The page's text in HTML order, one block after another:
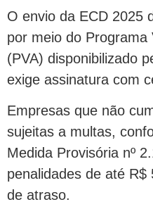
O envio da ECD 2025
por meio do Programa
(PVA) disponibilizado
exige assinatura com
Empresas que não
sujeitas a multas,
Medida Provisória nº
penalidades de até
de atraso.